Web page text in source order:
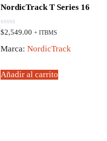
NordicTrack T Series 16
0
5
$2,549.00 + ITBMS
Marca: NordicTrack
Añadir al carrito